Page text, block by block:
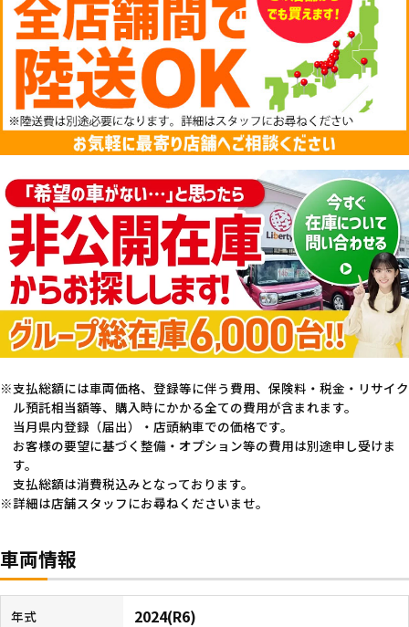
支払総額には車両価格、登録等に伴う費用、保険料・税金・リサイク
ル預託相当額等、購入時にかかる全ての費用が含まれます。
当月県内登録（届出）・店頭納車での価格です。
お客様の要望に基づく整備・オプション等の費用は別途申し受けま
す。
支払総額は消費税込みとなっております。
詳細は店舗スタッフにお尋ねくださいませ。
車両情報
年式 2024(R6)